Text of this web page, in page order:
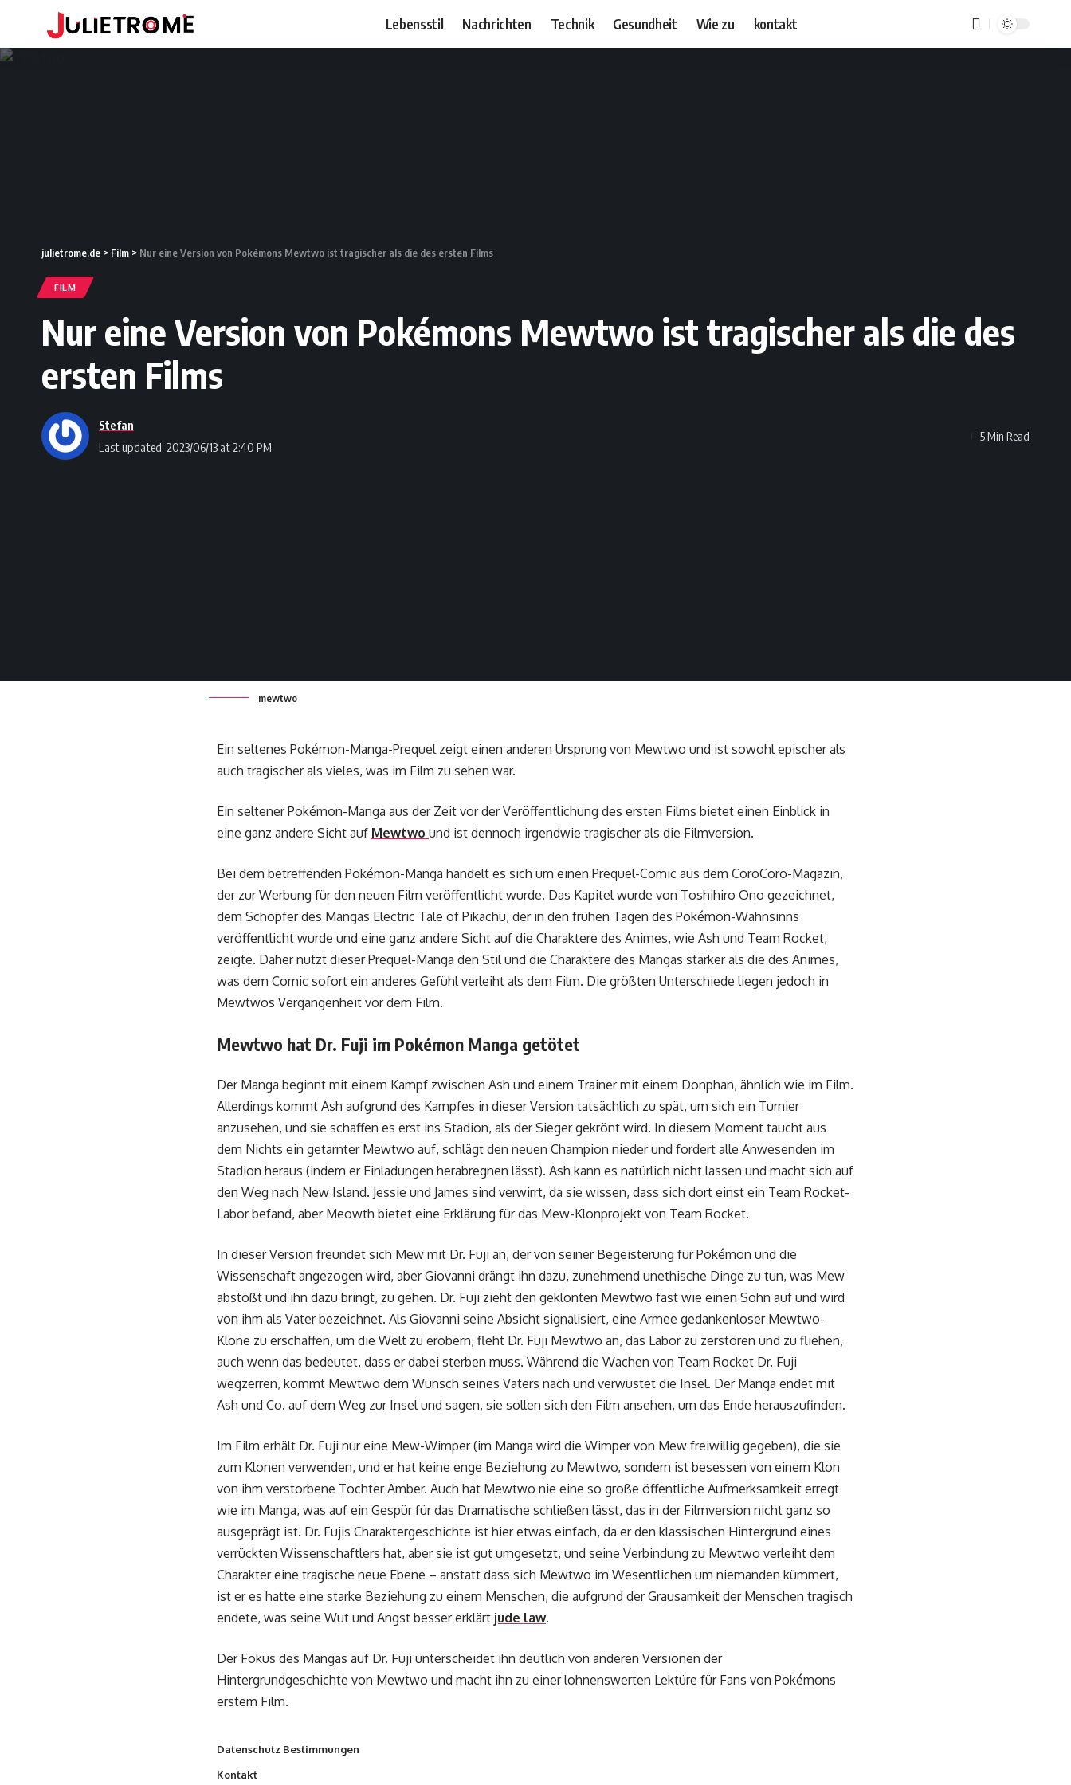
Lebensstil Nachrichten Technik Gesundheit Wie zu kontakt
julietrome.de > Film > Nur eine Version von Pokémons Mewtwo ist tragischer als die des ersten Films
FILM
Nur eine Version von Pokémons Mewtwo ist tragischer als die des
ersten Films
Last updated: 2023/06/13 at 2:40 PM
Stefan
5 Min Read
mewtwo
Ein seltenes Pokémon-Manga-Prequel zeigt einen anderen Ursprung von Mewtwo und ist sowohl epischer als
auch tragischer als vieles, was im Film zu sehen war.
Ein seltener Pokémon-Manga aus der Zeit vor der Veröffentlichung des ersten Films bietet einen Einblick in
eine ganz andere Sicht auf Mewtwo und ist dennoch irgendwie tragischer als die Filmversion.
Bei dem betreffenden Pokémon-Manga handelt es sich um einen Prequel-Comic aus dem CoroCoro-Magazin,
der zur Werbung für den neuen Film veröffentlicht wurde. Das Kapitel wurde von Toshihiro Ono gezeichnet,
dem Schöpfer des Mangas Electric Tale of Pikachu, der in den frühen Tagen des Pokémon-Wahnsinns
veröffentlicht wurde und eine ganz andere Sicht auf die Charaktere des Animes, wie Ash und Team Rocket,
zeigte. Daher nutzt dieser Prequel-Manga den Stil und die Charaktere des Mangas stärker als die des Animes,
was dem Comic sofort ein anderes Gefühl verleiht als dem Film. Die größten Unterschiede liegen jedoch in
Mewtwos Vergangenheit vor dem Film.
Mewtwo hat Dr. Fuji im Pokémon Manga getötet
Der Manga beginnt mit einem Kampf zwischen Ash und einem Trainer mit einem Donphan, ähnlich wie im Film.
Allerdings kommt Ash aufgrund des Kampfes in dieser Version tatsächlich zu spät, um sich ein Turnier
anzusehen, und sie schaffen es erst ins Stadion, als der Sieger gekrönt wird. In diesem Moment taucht aus
dem Nichts ein getarnter Mewtwo auf, schlägt den neuen Champion nieder und fordert alle Anwesenden im
Stadion heraus (indem er Einladungen herabregnen lässt). Ash kann es natürlich nicht lassen und macht sich auf
den Weg nach New Island. Jessie und James sind verwirrt, da sie wissen, dass sich dort einst ein Team Rocket-
Labor befand, aber Meowth bietet eine Erklärung für das Mew-Klonprojekt von Team Rocket.
In dieser Version freundet sich Mew mit Dr. Fuji an, der von seiner Begeisterung für Pokémon und die
Wissenschaft angezogen wird, aber Giovanni drängt ihn dazu, zunehmend unethische Dinge zu tun, was Mew
abstößt und ihn dazu bringt, zu gehen. Dr. Fuji zieht den geklonten Mewtwo fast wie einen Sohn auf und wird
von ihm als Vater bezeichnet. Als Giovanni seine Absicht signalisiert, eine Armee gedankenloser Mewtwo-
Klone zu erschaffen, um die Welt zu erobern, fleht Dr. Fuji Mewtwo an, das Labor zu zerstören und zu fliehen,
auch wenn das bedeutet, dass er dabei sterben muss. Während die Wachen von Team Rocket Dr. Fuji
wegzerren, kommt Mewtwo dem Wunsch seines Vaters nach und verwüstet die Insel. Der Manga endet mit
Ash und Co. auf dem Weg zur Insel und sagen, sie sollen sich den Film ansehen, um das Ende herauszufinden.
Im Film erhält Dr. Fuji nur eine Mew-Wimper (im Manga wird die Wimper von Mew freiwillig gegeben), die sie
zum Klonen verwenden, und er hat keine enge Beziehung zu Mewtwo, sondern ist besessen von einem Klon
von ihm verstorbene Tochter Amber. Auch hat Mewtwo nie eine so große öffentliche Aufmerksamkeit erregt
wie im Manga, was auf ein Gespür für das Dramatische schließen lässt, das in der Filmversion nicht ganz so
ausgeprägt ist. Dr. Fujis Charaktergeschichte ist hier etwas einfach, da er den klassischen Hintergrund eines
verrückten Wissenschaftlers hat, aber sie ist gut umgesetzt, und seine Verbindung zu Mewtwo verleiht dem
Charakter eine tragische neue Ebene – anstatt dass sich Mewtwo im Wesentlichen um niemanden kümmert,
ist er es hatte eine starke Beziehung zu einem Menschen, die aufgrund der Grausamkeit der Menschen tragisch
endete, was seine Wut und Angst besser erklärt jude law.
Der Fokus des Mangas auf Dr. Fuji unterscheidet ihn deutlich von anderen Versionen der
Hintergrundgeschichte von Mewtwo und macht ihn zu einer lohnenswerten Lektüre für Fans von Pokémons
erstem Film.
Datenschutz Bestimmungen
Kontakt